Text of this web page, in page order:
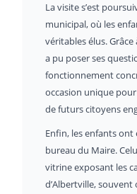
La visite s’est
municipal, où les
véritables élus. Grâce
a pu poser ses
fonctionnement
occasion unique
de futurs citoyens
Enfin, les enfants
bureau du Maire.
vitrine exposant les
d’Albertville,